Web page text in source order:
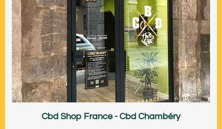
Cbd Shop France - Cbd Chambéry